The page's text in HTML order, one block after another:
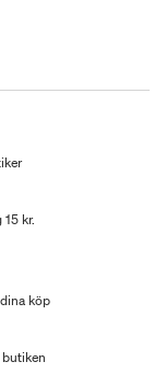
kr.
köp